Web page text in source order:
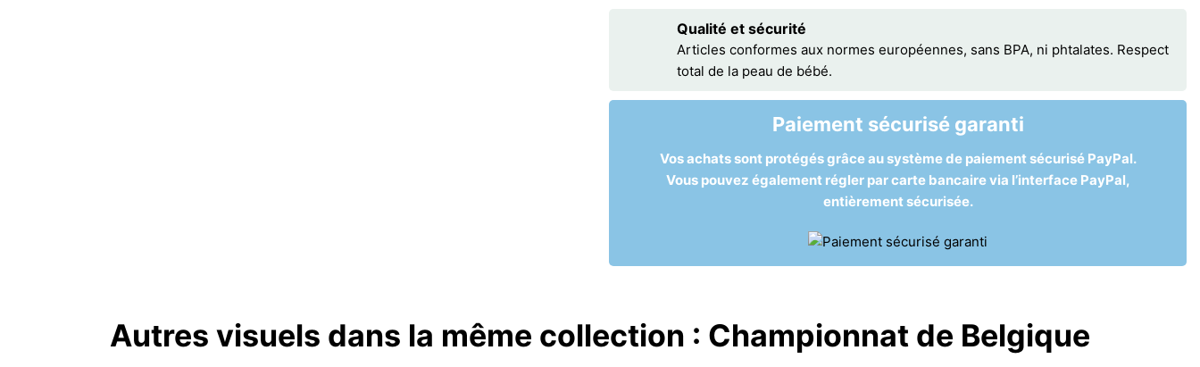
Qualité et sécurité
Articles conformes aux normes européennes, sans BPA, ni phtalates. Respect
total de la peau de bébé.
Paiement sécurisé garanti
Vos achats sont protégés grâce au système de paiement sécurisé PayPal.
Vous pouvez également régler par carte bancaire via l’interface PayPal,
entièrement sécurisée.
Autres visuels dans la même collection : Championnat de Belgique